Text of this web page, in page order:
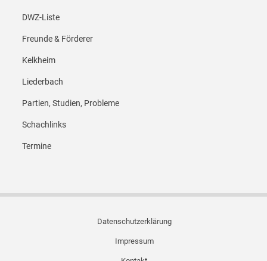
Footer Menü 4
DWZ-Liste
Freunde & Förderer
Kelkheim
Liederbach
Partien, Studien, Probleme
Schachlinks
Termine
Sub-Footer MenüDatenschutzerklärung
Impressum